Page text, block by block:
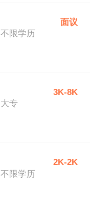
不限学历
面议
大专
3K-8K
不限学历
2K-2K